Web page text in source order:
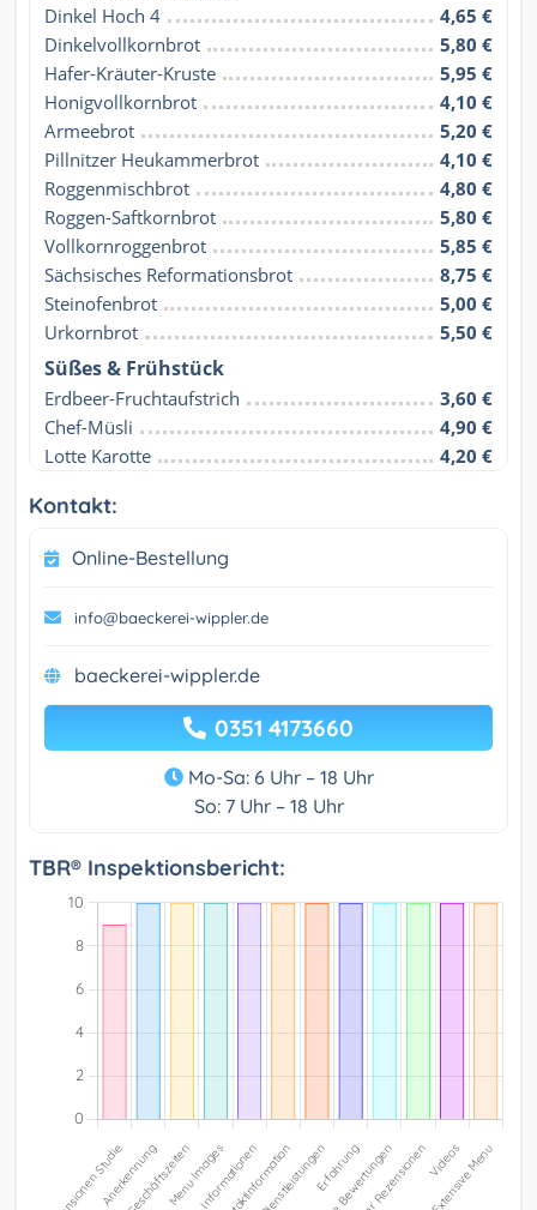
Dinkel Hoch 4
4,65 €
Dinkelvollkornbrot
5,80 €
Hafer-Kräuter-Kruste
5,95 €
Honigvollkornbrot
4,10 €
Armeebrot
5,20 €
Pillnitzer Heukammerbrot
4,10 €
Roggenmischbrot
4,80 €
Roggen-Saftkornbrot
5,80 €
Vollkornroggenbrot
5,85 €
Sächsisches Reformationsbrot
8,75 €
Steinofenbrot
5,00 €
Urkornbrot
5,50 €
Süßes & Frühstück
Erdbeer-Fruchtaufstrich
3,60 €
Chef-Müsli
4,90 €
Lotte Karotte
4,20 €
Kontakt:
Online-Bestellung
info@baeckerei-wippler.de
baeckerei-wippler.de
0351 4173660
Mo-Sa: 6 Uhr – 18 Uhr
So: 7 Uhr – 18 Uhr
TBR® Inspektionsbericht: